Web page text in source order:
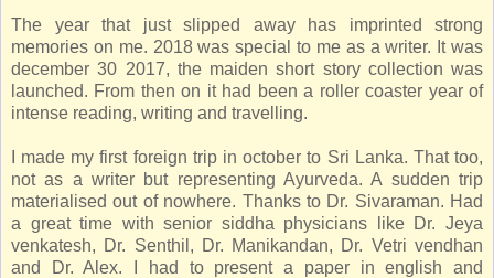
The year that just slipped away has imprinted strong
memories on me. 2018 was special to me as a writer. It was
december 30 2017, the maiden short story collection was
launched. From then on it had been a roller coaster year of
intense reading, writing and travelling.
I made my first foreign trip in october to Sri Lanka. That too,
not as a writer but representing Ayurveda. A sudden trip
materialised out of nowhere. Thanks to Dr. Sivaraman. Had
a great time with senior siddha physicians like Dr. Jeya
venkatesh, Dr. Senthil, Dr. Manikandan, Dr. Vetri vendhan
and Dr. Alex. I had to present a paper in english and